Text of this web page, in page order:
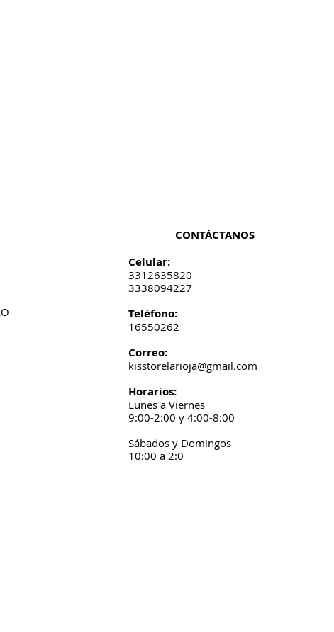
CONTÁCTANOS
Celular:
3312635820
3338094227
​​​​​​​​​​​​​​​​​​​​Teléfono:
16550262
Correo:
kisstorelarioja@gmail.com
Horarios:
Lunes a Viernes
9:00-2:00 y 4:00-8:00
Sábados y Domingos
10:00 a 2:0